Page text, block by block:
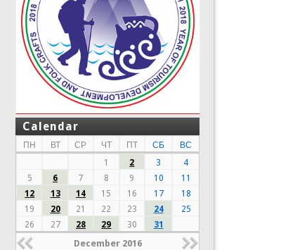
Calendar
ПН ВТ СР ЧТ ПТ СБ
ВС
1
2 3
4
5
6 7 8 9 10
11
12
13 14 15 16 17
18
19
20 21 22 23 24
25
26
27 28 29 30 31
December 2016